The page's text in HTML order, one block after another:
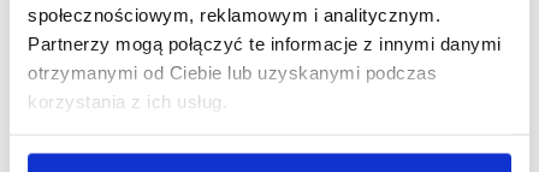
społecznościowym, reklamowym i analitycznym.
Partnerzy mogą połączyć te informacje z innymi danymi
otrzymanymi od Ciebie lub uzyskanymi podczas
korzystania z ich usług.